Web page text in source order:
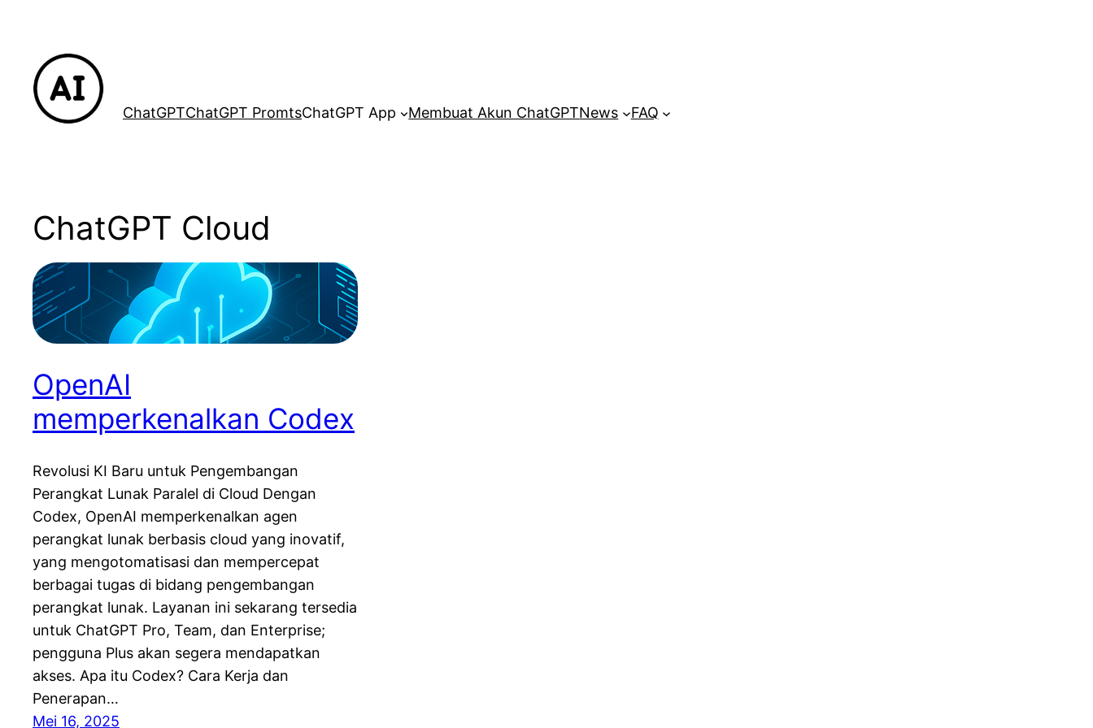
konten
ChatGPTChatGPT PromtsChatGPT App Membuat Akun ChatGPTNews FAQ
ChatGPT Cloud
OpenAI
memperkenalkan Codex
Revolusi KI Baru untuk Pengembangan
Perangkat Lunak Paralel di Cloud Dengan
Codex, OpenAI memperkenalkan agen
perangkat lunak berbasis cloud yang inovatif,
yang mengotomatisasi dan mempercepat
berbagai tugas di bidang pengembangan
perangkat lunak. Layanan ini sekarang tersedia
untuk ChatGPT Pro, Team, dan Enterprise;
pengguna Plus akan segera mendapatkan
akses. Apa itu Codex? Cara Kerja dan
Penerapan…
Mei 16, 2025